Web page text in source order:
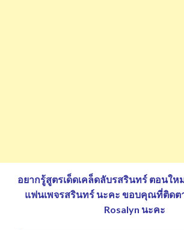
อยากรู้สูตรเด็ดเคล็ดลับรสรินทร์ ตอนใ
แฟนเพจรสรินทร์ นะคะ ขอบคุณที่ติดต
Rosalyn นะคะ